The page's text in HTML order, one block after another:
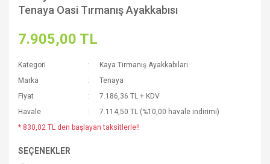
Tenaya Oasi Tırmanış Ayakkabısı
7.905,00 TL
Kategori
Kaya Tırmanış Ayakkabıları
Marka
Tenaya
Fiyat
7.186,36 TL + KDV
Havale
7.114,50 TL (%10,00 havale indirimi)
* 830,02 TL den başlayan taksitlerle!!
SEÇENEKLER